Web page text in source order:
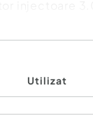
Utilizat